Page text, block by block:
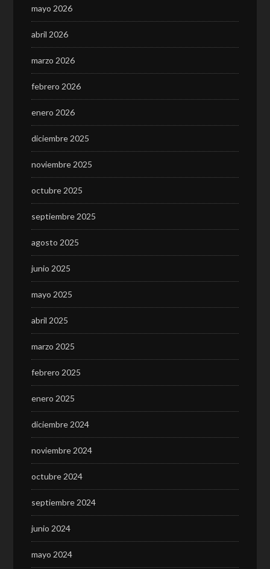
mayo 2026
abril 2026
marzo 2026
febrero 2026
enero 2026
diciembre 2025
noviembre 2025
octubre 2025
septiembre 2025
agosto 2025
junio 2025
mayo 2025
abril 2025
marzo 2025
febrero 2025
enero 2025
diciembre 2024
noviembre 2024
octubre 2024
septiembre 2024
junio 2024
mayo 2024